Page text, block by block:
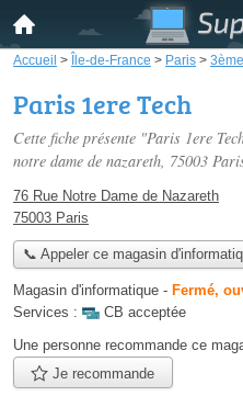
Accueil > Île-de-France > Paris > 3ème
Paris 1ere Tech
Cette fiche présente "Paris 1ere
notre dame de nazareth, 75003
76 Rue Notre Dame de Nazareth
75003 Paris
📞 Appeler ce magasin
Magasin d'informatique - Fermé,
Services :
CB acceptée
Une personne recommande ce
Je recommande